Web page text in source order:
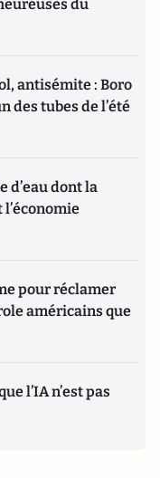
du
antisémite : Boro
des tubes de l’été
d’eau dont la
pour réclamer
américains que
l’IA n’est pas